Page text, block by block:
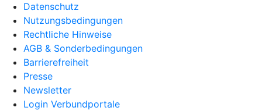
Datenschutz
Nutzungsbedingungen
Rechtliche Hinweise
AGB & Sonderbedingungen
Barrierefreiheit
Presse
Newsletter
Login Verbundportale